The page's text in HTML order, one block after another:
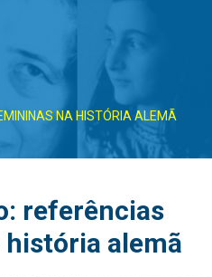
NA HISTÓRIA ALEMÃ
referências
alemã